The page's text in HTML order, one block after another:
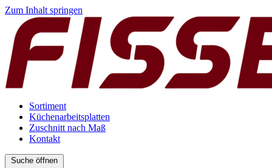
Zum Inhalt springen
Sortiment
Küchenarbeitsplatten
Zuschnitt nach Maß
Kontakt
Suche öffnen